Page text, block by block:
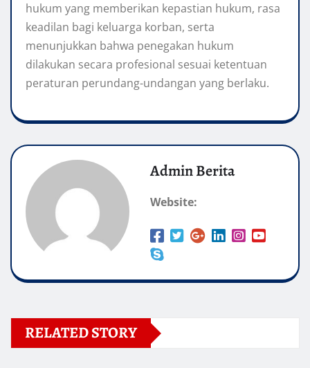
hukum yang memberikan kepastian hukum, rasa
keadilan bagi keluarga korban, serta
menunjukkan bahwa penegakan hukum
dilakukan secara profesional sesuai ketentuan
peraturan perundang-undangan yang berlaku.
Admin Berita
Website:
RELATED STORY